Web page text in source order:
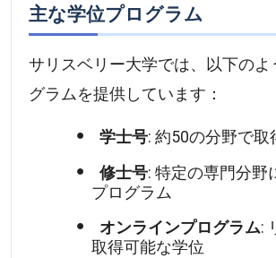
主な学位プログラム
サリスベリー大学では、以下のよ
グラムを提供しています：
学士号: 約50の分野で取
修士号: 特定の専門分野
プログラム
オンラインプログラム:
取得可能な学位